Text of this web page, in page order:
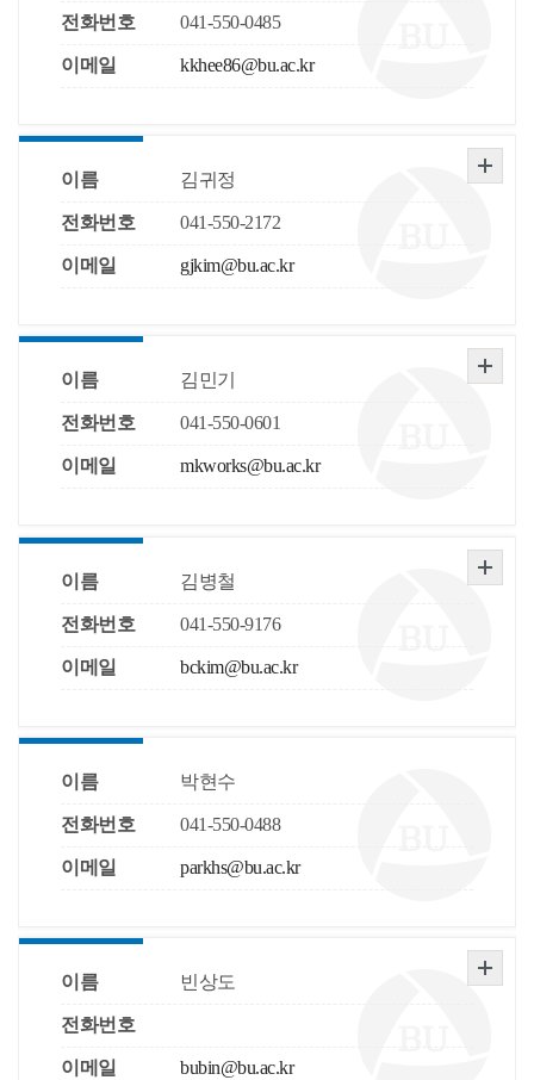
전화번호 041-550-0485
이메일 kkhee86@bu.ac.kr
이름 김귀정
전화번호 041-550-2172
이메일 gjkim@bu.ac.kr
이름 김민기
전화번호 041-550-0601
이메일 mkworks@bu.ac.kr
이름 김병철
전화번호 041-550-9176
이메일 bckim@bu.ac.kr
이름 박현수
전화번호 041-550-0488
이메일 parkhs@bu.ac.kr
이름 빈상도
전화번호
이메일 bubin@bu.ac.kr